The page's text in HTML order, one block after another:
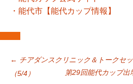
・能代市【能代カップ情報】
投
← チアダンスクリニック＆トークセ
（5/4）
第29回能代カップ出